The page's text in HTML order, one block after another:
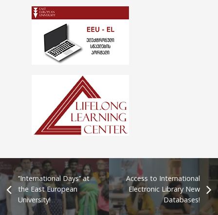
’’International Days’’ at
the East European
University!
Access to International
Electronic Library New
Databases!